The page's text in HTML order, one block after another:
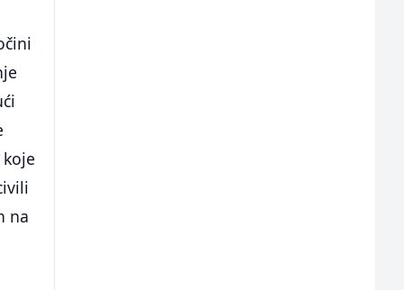
na